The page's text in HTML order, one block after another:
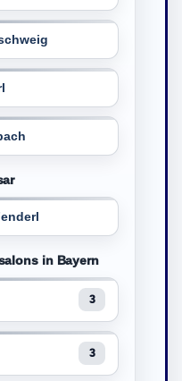
in Bayern
3
3